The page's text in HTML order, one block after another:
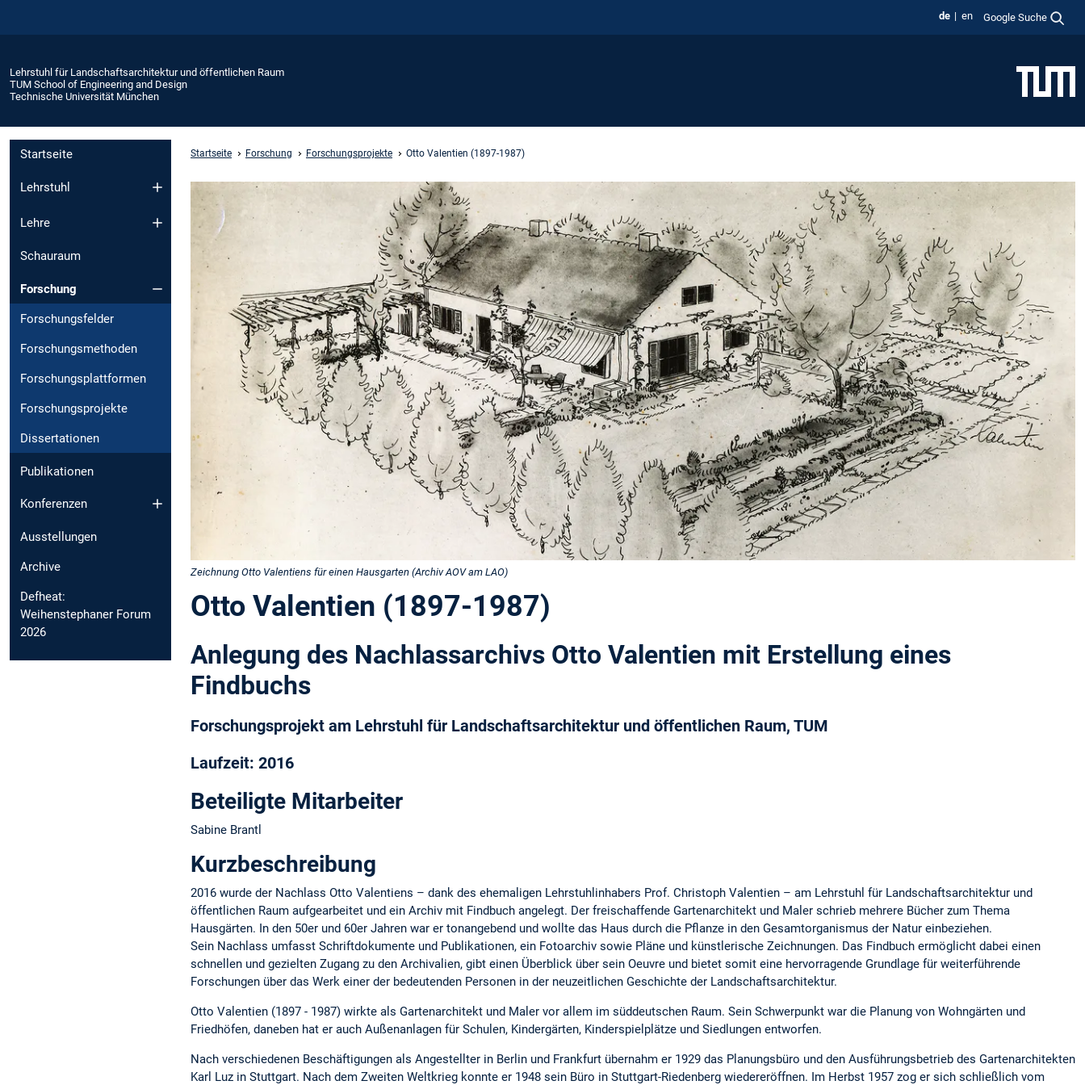
de en Google Suche
Lehrstuhl für Landschaftsarchitektur und öffentlichen Raum
TUM School of Engineering and Design
Technische Universität München
Startseite
Lehrstuhl
Lehre
Schauraum
Forschung
Forschungsfelder
Forschungsmethoden
Forschungsplattformen
Forschungsprojekte
Dissertationen
Publikationen
Konferenzen
Ausstellungen
Archive
Defheat:
Weihenstephaner Forum
2026
Startseite Forschung Forschungsprojekte Otto Valentien (1897-1987)
Zeichnung Otto Valentiens für einen Hausgarten (Archiv AOV am LAO)
Otto Valentien (1897-1987)
Anlegung des Nachlassarchivs Otto Valentien mit Erstellung eines
Findbuchs
Forschungsprojekt am Lehrstuhl für Landschaftsarchitektur und öffentlichen Raum, TUM
Laufzeit: 2016
Beteiligte Mitarbeiter
Sabine Brantl
Kurzbeschreibung
2016 wurde der Nachlass Otto Valentiens – dank des ehemaligen Lehrstuhlinhabers Prof. Christoph Valentien – am Lehrstuhl für Landschaftsarchitektur und
öffentlichen Raum aufgearbeitet und ein Archiv mit Findbuch angelegt. Der freischaffende Gartenarchitekt und Maler schrieb mehrere Bücher zum Thema
Hausgärten. In den 50er und 60er Jahren war er tonangebend und wollte das Haus durch die Pflanze in den Gesamtorganismus der Natur einbeziehen.
Sein Nachlass umfasst Schriftdokumente und Publikationen, ein Fotoarchiv sowie Pläne und künstlerische Zeichnungen. Das Findbuch ermöglicht dabei einen
schnellen und gezielten Zugang zu den Archivalien, gibt einen Überblick über sein Oeuvre und bietet somit eine hervorragende Grundlage für weiterführende
Forschungen über das Werk einer der bedeutenden Personen in der neuzeitlichen Geschichte der Landschaftsarchitektur.
Otto Valentien (1897 - 1987) wirkte als Gartenarchitekt und Maler vor allem im süddeutschen Raum. Sein Schwerpunkt war die Planung von Wohngärten und
Friedhöfen, daneben hat er auch Außenanlagen für Schulen, Kindergärten, Kinderspielplätze und Siedlungen entworfen.
Nach verschiedenen Beschäftigungen als Angestellter in Berlin und Frankfurt übernahm er 1929 das Planungsbüro und den Ausführungsbetrieb des Gartenarchitekten
Karl Luz in Stuttgart. Nach dem Zweiten Weltkrieg konnte er 1948 sein Büro in Stuttgart-Riedenberg wiedereröffnen. Im Herbst 1957 zog er sich schließlich vom